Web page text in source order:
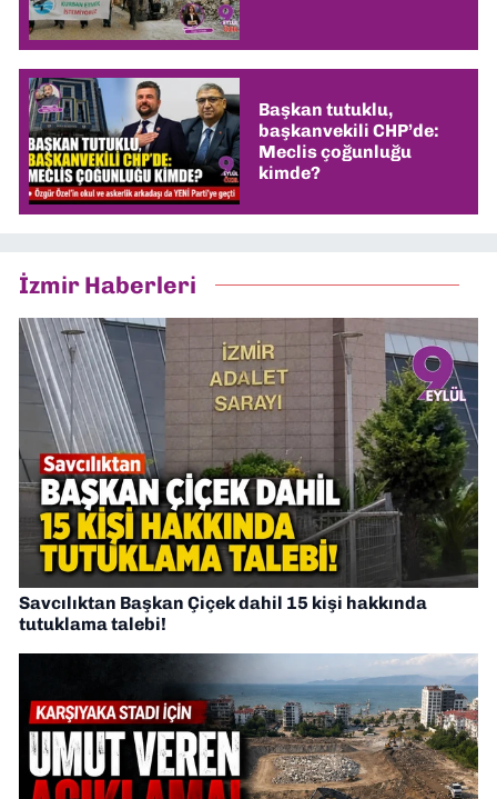
Başkan tutuklu,
başkanvekili CHP’de:
Meclis çoğunluğu
kimde?
İzmir Haberleri
Savcılıktan Başkan Çiçek dahil 15 kişi hakkında
tutuklama talebi!